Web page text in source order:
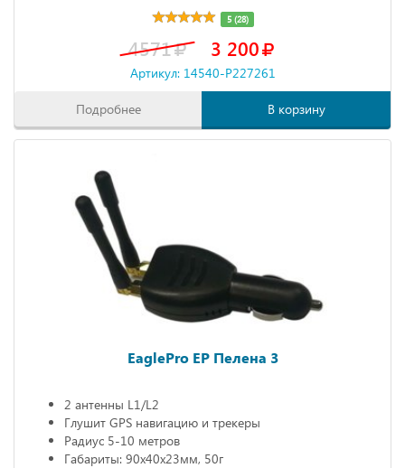
5 (28)
4571 3 200
Артикул: 14540-P227261
Подробнее В корзину
EaglePro EP Пелена 3
2 антенны L1/L2
Глушит GPS навигацию и трекеры
Радиус 5-10 метров
Габариты: 90х40х23мм, 50г